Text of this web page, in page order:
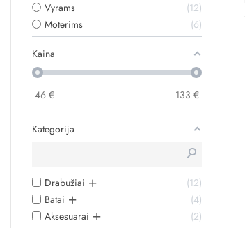
Vyrams
12
Moterims
6
Kaina
46 € 133 €
Kategorija
Drabužiai
12
Batai
4
Aksesuarai
2